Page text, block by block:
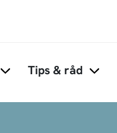
Tips & råd